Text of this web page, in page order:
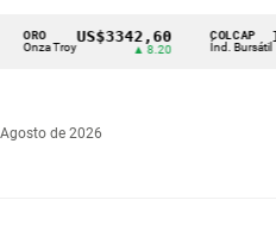
Troy
US$3342,60
▲ 8.20
COLCAP
Índ. Bursátil
Agosto de 2026